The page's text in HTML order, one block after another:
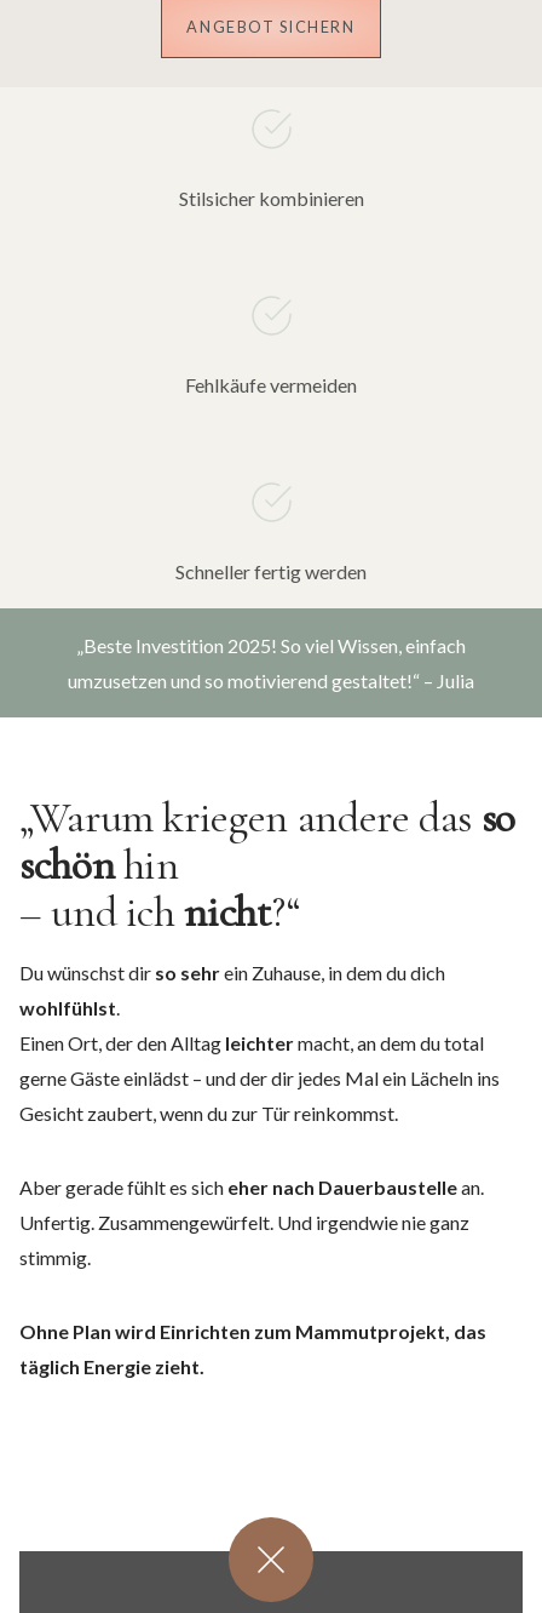
ANGEBOT SICHERN
Stilsicher kombinieren
Fehlkäufe vermeiden
Schneller fertig werden
„Beste Investition 2025! So viel Wissen, einfach
umzusetzen und so motivierend gestaltet!“ – Julia
„Warum kriegen andere das so
schönhin
– und ichnicht?“
Du wünschst dir so sehrein Zuhause, in dem du dich
wohlfühlst.
Einen Ort, der den Alltag leichtermacht, an dem dutotal
gerne Gäste einlädst – und der dir jedes Mal ein Lächeln ins
Gesicht zaubert, wenn du zur Tür reinkommst.
Aber gerade fühlt es sich eher nach Dauerbaustellean.
Unfertig. Zusammengewürfelt. Und irgendwie nie ganz
stimmig.
Ohne Plan wird Einrichten zum Mammutprojekt, das
täglich Energie zieht.